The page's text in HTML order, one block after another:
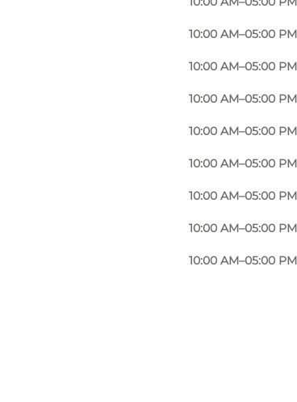
10:00 AM–05:00 PM
10:00 AM–05:00 PM
10:00 AM–05:00 PM
10:00 AM–05:00 PM
10:00 AM–05:00 PM
10:00 AM–05:00 PM
10:00 AM–05:00 PM
10:00 AM–05:00 PM